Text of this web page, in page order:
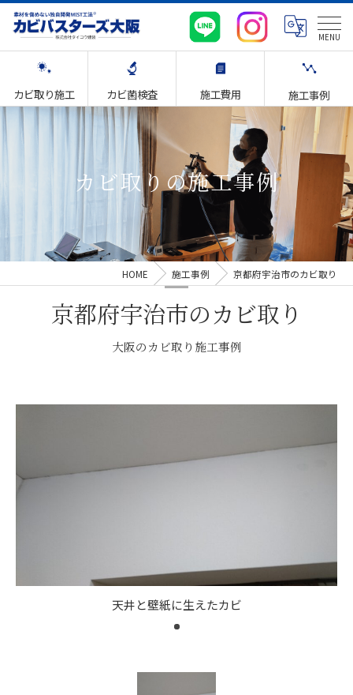
カビ取り施工 カビ菌検査 施工費用 施工事例
カビ取りの施工事例
HOME 施工事例 京都府宇治市のカビ取り
大阪のカビ取り施工事例
京都府宇治市のカビ取り
天井と壁紙に生えたカビ